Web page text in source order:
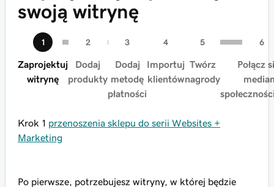
swoją witrynę
Zaprojektuj
witrynę
Dodaj
produkty
Dodaj
metodę
płatności
Importuj
klientów
Twórz
nagrody
Połącz
Krok 1 przenoszenia sklepu do serii Websites +
Marketing
Po pierwsze, potrzebujesz witryny, w której będzie